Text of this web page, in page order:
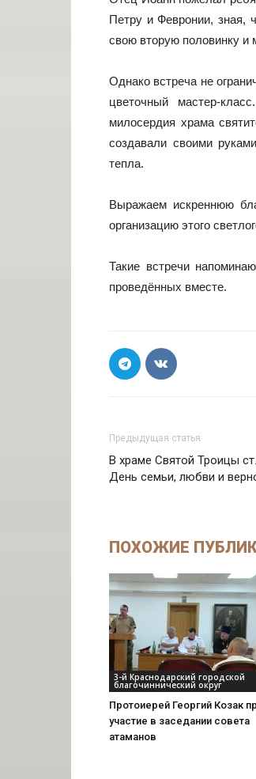
Петру и Февронии, зная,
свою вторую половинку и
Однако встреча не
цветочный мастер-
милосердия храма
создавали своими
тепла.
Выражаем искреннюю
организацию этого
Такие встречи
проведённых вместе.
Предыдущая статья
В храме Святой Троицы
День семьи, любви и
ПОХОЖИЕ
3-й Краснодарский городской
благочиннический округ
Протоиерей Георгий Козак
участие в заседании совета
атаманов